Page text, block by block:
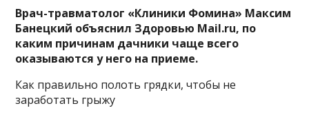
Врач-травматолог «Клиники Фомина» Максим
Банецкий объяснил Здоровью Mail.ru, по
каким причинам дачники чаще всего
оказываются у него на приеме.
Как правильно полоть грядки, чтобы не
заработать грыжу